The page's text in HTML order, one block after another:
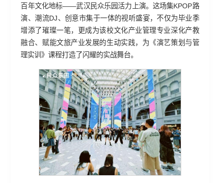
百年文化地标——武汉民众乐园活力上演。这场集KPOP路
演、潮流DJ、创意市集于一体的视听盛宴，不仅为毕业季
增添了璀璨一笔，更成为该校文化产业管理专业深化产教
融合、赋能文旅产业发展的生动实践，为《演艺策划与管
理实训》课程打造了闪耀的实战舞台。